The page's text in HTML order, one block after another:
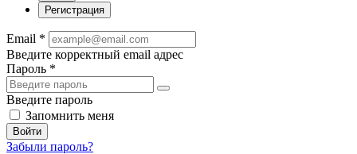
Регистрация
Email *
Введите корректный email адрес
Пароль *
Введите пароль
Запомнить меня
Войти
Забыли пароль?